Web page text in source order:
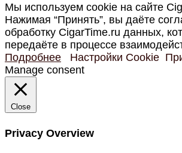
Мы используем cookie на сайте
Нажимая “Принять”, вы даёте
обработку CigarTime.ru данных,
передаёте в процессе
Подробнее
Настройки Cookie
Manage consent
Close
Privacy Overview